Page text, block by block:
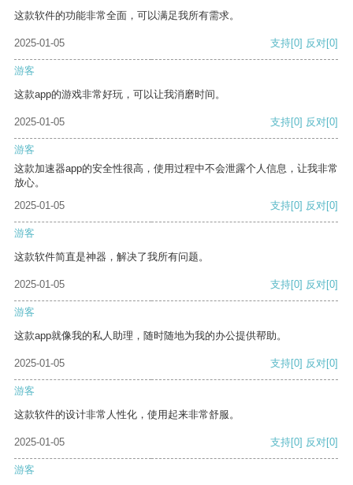
这款软件的功能非常全面，可以满足我所有需求。
2025-01-05 支持[0] 反对[0]
游客
这款app的游戏非常好玩，可以让我消磨时间。
2025-01-05 支持[0] 反对[0]
游客
这款加速器app的安全性很高，使用过程中不会泄露个人信息，让我非常
放心。
2025-01-05
支持[0] 反对[0]
游客
这款软件简直是神器，解决了我所有问题。
2025-01-05 支持[0] 反对[0]
游客
这款app就像我的私人助理，随时随地为我的办公提供帮助。
2025-01-05 支持[0] 反对[0]
游客
这款软件的设计非常人性化，使用起来非常舒服。
2025-01-05 支持[0] 反对[0]
游客